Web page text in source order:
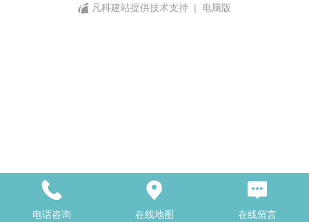
凡科建站提供技术支持
| 电脑版
电话咨询 在线地图 在线留言